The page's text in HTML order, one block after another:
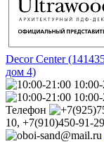
Decor Center
дом 4)
Телефон
10, +7(910)450-91-29